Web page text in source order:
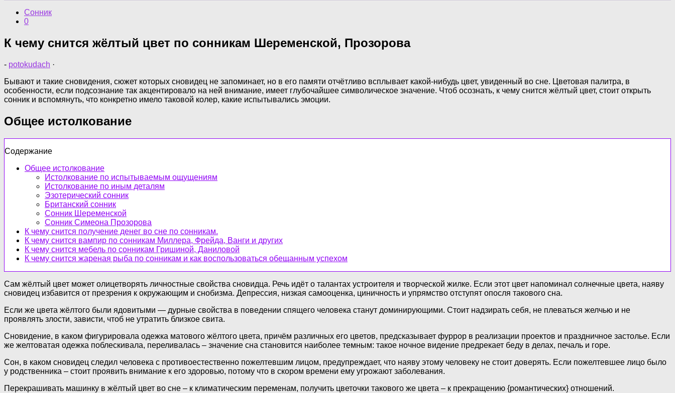
Сонник
0
К чему снится жёлтый цвет по сонникам Шеременской, Прозорова
- potokudach ·
Бывают и такие сновидения, сюжет которых сновидец не запоминает, но в его памяти отчётливо всплывает какой-нибудь цвет, увиденный во сне. Цветовая палитра, в
особенности, если подсознание так акцентировало на ней внимание, имеет глубочайшее символическое значение. Чтоб осознать, к чему снится жёлтый цвет, стоит открыть
сонник и вспомянуть, что конкретно имело таковой колер, какие испытывались эмоции.
Общее истолкование
Содержание
Общее истолкование
Истолкование по испытываемым ощущениям
Истолкование по иным деталям
Эзотерический сонник
Британский сонник
Сонник Шеременской
Сонник Симеона Прозорова
К чему снится получение денег во сне по сонникам.
К чему снится вампир по сонникам Миллера, Фрейда, Ванги и других
К чему снится мебель по сонникам Гришиной, Даниловой
К чему снится жареная рыба по сонникам и как воспользоваться обещанным успехом
Сам жёлтый цвет может олицетворять личностные свойства сновидца. Речь идёт о талантах устроителя и творческой жилке. Если этот цвет напоминал солнечные цвета, наяву
сновидец избавится от презрения к окружающим и снобизма. Депрессия, низкая самооценка, циничность и упрямство отступят опосля такового сна.
Если же цвета жёлтого были ядовитыми — дурные свойства в поведении спящего человека станут доминирующими. Стоит надзирать себя, не плеваться желчью и не
проявлять злости, зависти, чтоб не утратить близкое свита.
Сновидение, в каком фигурировала одежка матового жёлтого цвета, причём различных его цветов, предсказывает фуррор в реализации проектов и праздничное застолье. Если
же желтоватая одежка поблескивала, переливалась – значение сна становится наиболее темным: такое ночное видение предрекает беду в делах, печаль и горе.
Сон, в каком сновидец следил человека с противоестественно пожелтевшим лицом, предупреждает, что наяву этому человеку не стоит доверять. Если пожелтевшее лицо было
у родственника – стоит проявить внимание к его здоровью, потому что в скором времени ему угрожают заболевания.
Перекрашивать машинку в жёлтый цвет во сне – к климатическим переменам, получить цветочки такового же цвета – к прекращению {романтических} отношений.